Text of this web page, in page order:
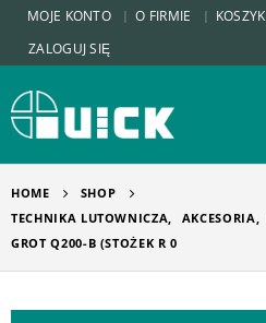
MOJE KONTO O FIRMIE KOSZYK
ZALOGUJ SIĘ
HOME
SHOP
TECHNIKA LUTOWNICZA, AKCESORIA,
GROT Q200-B (STOŻEK R 0